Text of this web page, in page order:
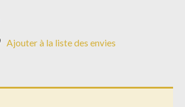
Ajouter à la liste des envies